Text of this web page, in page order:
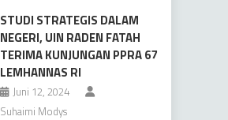
STUDI STRATEGIS DALAM
NEGERI, UIN RADEN FATAH
TERIMA KUNJUNGAN PPRA 67
LEMHANNAS RI
Juni 12, 2024
Suhaimi Modys